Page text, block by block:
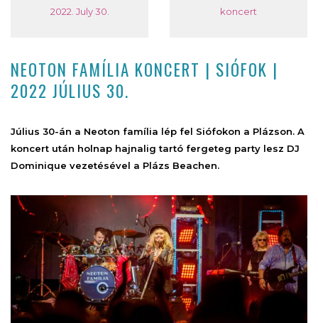
2022. July 30. koncert
NEOTON FAMÍLIA KONCERT | SIÓFOK |
2022 JÚLIUS 30.
Július 30-án a Neoton família lép fel Siófokon a Plázson. A
koncert után holnap hajnalig tartó fergeteg party lesz DJ
Dominique vezetésével a Plázs Beachen.